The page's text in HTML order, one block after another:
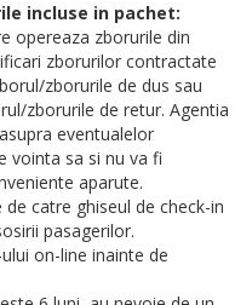
incluse in pachet:
opereaza zborurile din
zborurilor contractate
zborurile de dus sau
zborurile de retur. Agentia
eventualelor
vointa sa si nu va fi
aparute.
catre ghiseul de check-in
pasagerilor.
on-line inainte de